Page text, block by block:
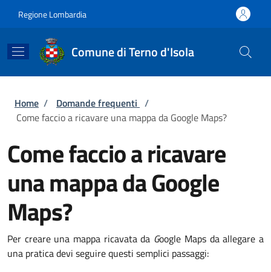
Regione Lombardia
Comune di Terno d'Isola
Briciole di pane
Home / Domande frequenti /
Come faccio a ricavare una mappa da Google Maps?
Come faccio a ricavare
una mappa da Google
Maps?
Per creare una mappa ricavata da Google Maps da allegare a
una pratica devi seguire questi semplici passaggi: